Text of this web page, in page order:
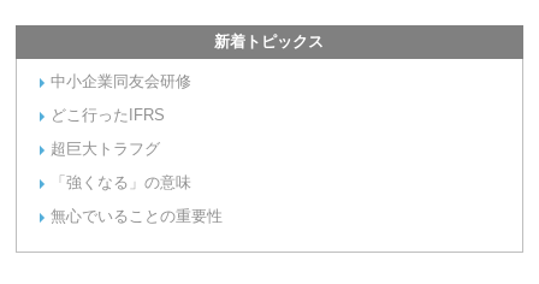
新着トピックス
中小企業同友会研修
どこ行ったIFRS
超巨大トラフグ
「強くなる」の意味
無心でいることの重要性